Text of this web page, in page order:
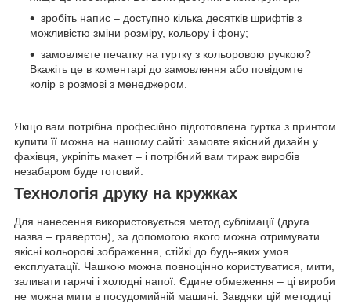
зробіть напис – доступно кілька десятків шрифтів з
можливістю зміни розміру, кольору і фону;
замовляєте печатку на гуртку з кольоровою ручкою?
Вкажіть це в коментарі до замовлення або повідомте
колір в розмові з менеджером.
Якщо вам потрібна професійно підготовлена гуртка з принтом
купити її можна на нашому сайті: замовте якісний дизайн у
фахівця, укріпіть макет – і потрібний вам тираж виробів
незабаром буде готовий.
Технологія друку на кружках
Для нанесення використовується метод сублімації (друга
назва – гравертон), за допомогою якого можна отримувати
якісні кольорові зображення, стійкі до будь-яких умов
експлуатації. Чашкою можна повноцінно користуватися, мити,
заливати гарячі і холодні напої. Єдине обмеження – ці вироби
не можна мити в посудомийній машині. Завдяки цій методиці